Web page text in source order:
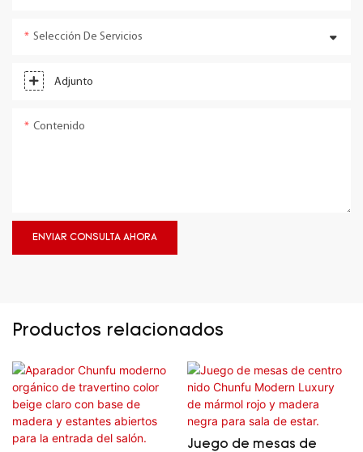
Selección De Servicios
Adjunto
Contenido
ENVIAR CONSULTA AHORA
Productos relacionados
Juego de mesas de